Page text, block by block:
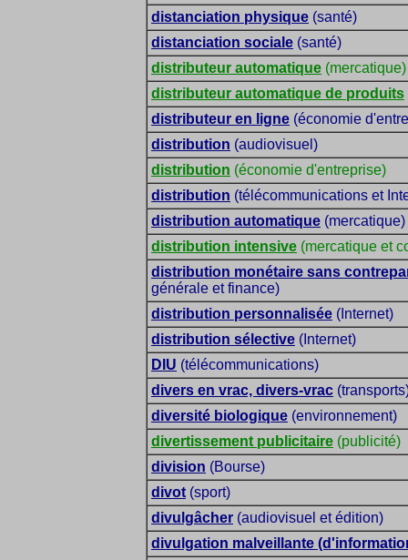
distanciation physique (santé)
distanciation sociale (santé)
distributeur automatique (mercatique)
distributeur automatique de produits
distributeur en ligne (économie
distribution (audiovisuel)
distribution (économie d'entreprise)
distribution (télécommunications et
distribution automatique (mercatique)
distribution intensive (mercatique et
distribution monétaire sans
générale et finance)
distribution personnalisée (Internet)
distribution sélective (Internet)
DIU (télécommunications)
divers en vrac, divers-vrac
diversité biologique (environnement)
divertissement publicitaire (publicité)
division (Bourse)
divot (sport)
divulgâcher (audiovisuel et édition)
divulgation malveillante